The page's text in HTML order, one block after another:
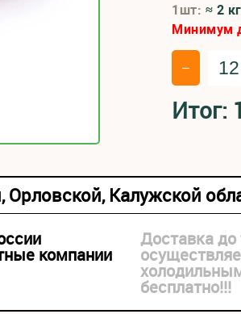
1шт: ≈ 2 кг
Минимум
–
Итог:
Орловской, Калужской
компании
Доставка до
бесплатно!!!